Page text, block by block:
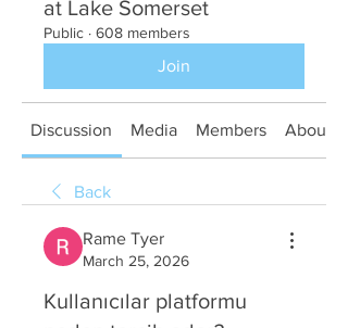
at Lake Somerset
Public · 608 members
Join
Discussion Media Members About
Back
Rame Tyer
March 25, 2026
Kullanıcılar platformu